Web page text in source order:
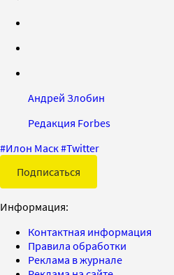
Андрей Злобин
Редакция Forbes
#Илон Маск#Twitter
Подписаться
Информация:
Контактная информация
Правила обработки
Реклама в журнале